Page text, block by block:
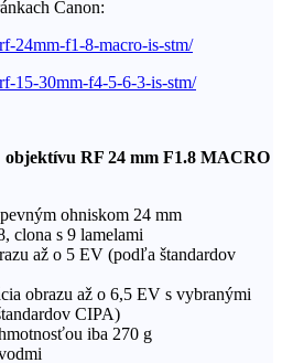
Canon:
24mm-f1-8-macro-is-stm/
15-30mm-f4-5-6-3-is-stm/
RF 24 mm F1.8 MACRO
ohniskom 24 mm
clona s 9 lamelami
až o 5 EV (podľa štandardov
obrazu až o 6,5 EV s vybranými
CIPA)
iba 270 g